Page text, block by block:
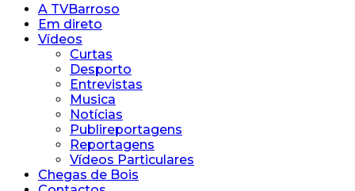
A TVBarroso
Em direto
Vídeos
Curtas
Desporto
Entrevistas
Musica
Notícias
Publireportagens
Reportagens
Vídeos Particulares
Chegas de Bois